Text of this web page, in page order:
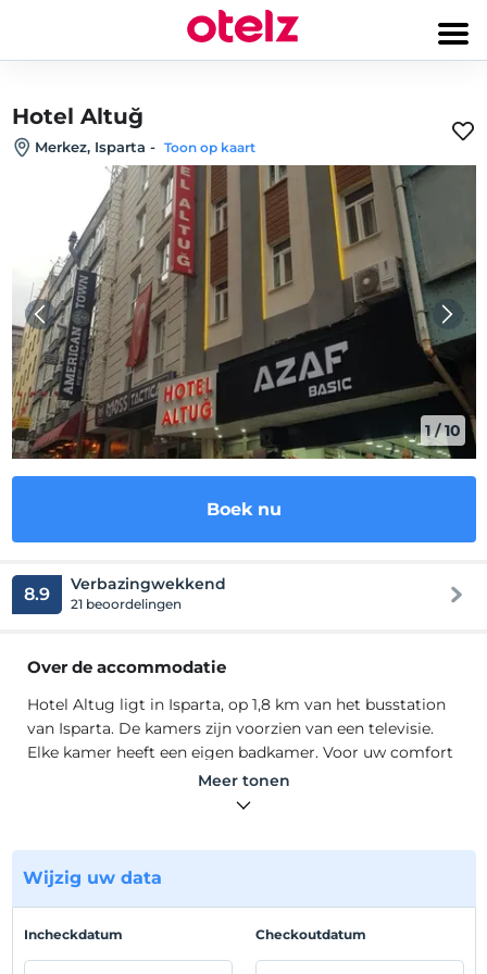
Hotel Altuğ
Merkez, Isparta - Toon op kaart
1/10
Boek nu
8.9 Verbazingwekkend
21 beoordelingen
Over de accommodatie
Hotel Altug ligt in Isparta, op 1,8 km van het busstation
van Isparta. De kamers zijn voorzien van een televisie.
Elke kamer heeft een eigen badkamer. Voor uw comfort
zijn er slippers en een haardroger aanwezig. Hotel Altug
beschikt over gratis WiFi in het hele pand. Bij de
Park ligt op 2,5 km van Hotel Altuğ en het Golcuk-meer
ligt op 7 km van de accommodatie. De dichtstbijzijnde
van Isparta. De kamers zijn voorzien van een televisie.
Elke kamer heeft een eigen badkamer. Voor uw comfort
Meer tonen
Wijzig uw data
Incheckdatum Checkoutdatum